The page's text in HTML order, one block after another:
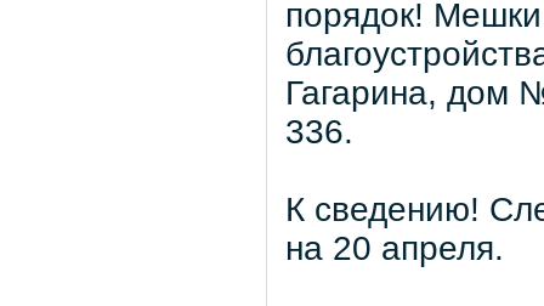
порядок!
Гагарина, дом
336.
К сведению!
на 20 апреля.